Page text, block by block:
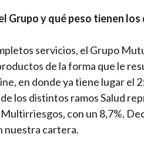
Grupo y qué peso tienen
servicios, el Grupo
de la forma que le
en donde ya tiene lugar el
los distintos ramos Salud
con un 8,7%,
nuestra cartera.